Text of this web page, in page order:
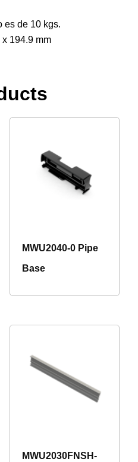
es de 10 kgs.
194.9 mm
MWU2040-0 Pipe
Base
MWU2030FNSH-